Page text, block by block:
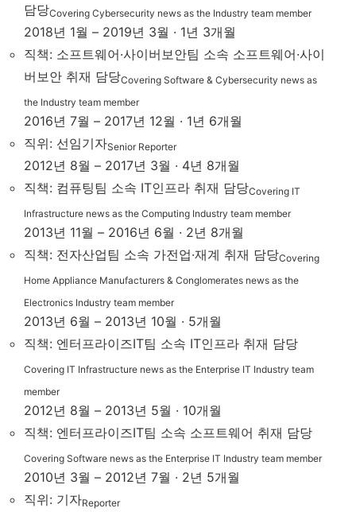
담당Covering Cybersecurity news as the Industry team member
2018년 1월 – 2019년 3월 · 1년 3개월
직책: 소프트웨어·사이버보안팀 소속 소프트웨어·사이
버보안 취재 담당Covering Software & Cybersecurity news as
the Industry team member
2016년 7월 – 2017년 12월 · 1년 6개월
직위: 선임기자Senior Reporter
2012년 8월 – 2017년 3월 · 4년 8개월
직책: 컴퓨팅팀 소속 IT인프라 취재 담당Covering IT
Infrastructure news as the Computing Industry team member
2013년 11월 – 2016년 6월 · 2년 8개월
직책: 전자산업팀 소속 가전업·재계 취재 담당Covering
Home Appliance Manufacturers & Conglomerates news as the
Electronics Industry team member
2013년 6월 – 2013년 10월 · 5개월
직책: 엔터프라이즈IT팀 소속 IT인프라 취재 담당
Covering IT Infrastructure news as the Enterprise IT Industry team
member
2012년 8월 – 2013년 5월 · 10개월
직책: 엔터프라이즈IT팀 소속 소프트웨어 취재 담당
Covering Software news as the Enterprise IT Industry team member
2010년 3월 – 2012년 7월 · 2년 5개월
직위: 기자Reporter